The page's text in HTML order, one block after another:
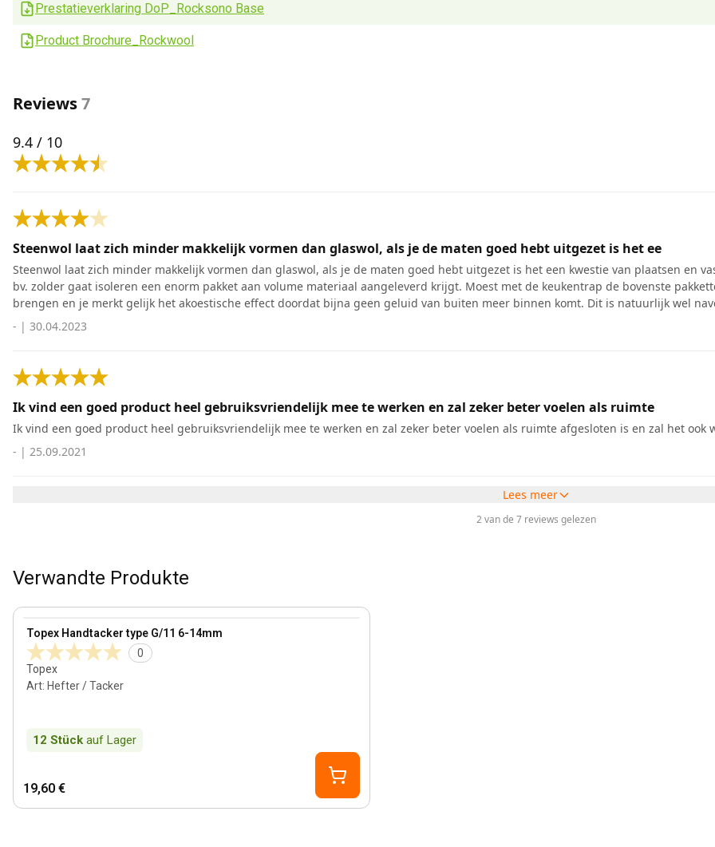
Prestatieverklaring DoP_Rocksono Base
Product Brochure_Rockwool
Reviews7
9.4 / 10
Steenwol laat zich minder makkelijk vormen dan glaswol, als je de maten goed hebt uitgezet is het ee
Steenwol laat zich minder makkelijk vormen dan glaswol, als je de maten goed hebt uitgezet is het een kwestie van plaatsen en
bv. zolder gaat isoleren een enorm pakket aan volume materiaal aangeleverd krijgt. Moest met de keukentrap de bovenste
brengen en je merkt gelijk het akoestische effect doordat bijna geen geluid van buiten meer binnen komt. Dit is natuurlijk wel
- | 30.04.2023
Ik vind een goed product heel gebruiksvriendelijk mee te werken en zal zeker beter voelen als ruimte
Ik vind een goed product heel gebruiksvriendelijk mee te werken en zal zeker beter voelen als ruimte afgesloten is en zal het ook
- | 25.09.2021
Lees meer
2 van de 7 reviews gelezen
Verwandte Produkte
Topex Handtacker type G/11 6-14mm
0
Topex
Art: Hefter / Tacker
12 Stück auf Lager
View product
19,60 €